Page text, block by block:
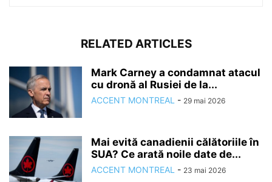
RELATED ARTICLES
Mark Carney a condamnat atacul
cu dronă al Rusiei de la...
ACCENT MONTREAL - 29 mai 2026
Mai evită canadienii călătoriile în
SUA? Ce arată noile date de...
ACCENT MONTREAL - 23 mai 2026